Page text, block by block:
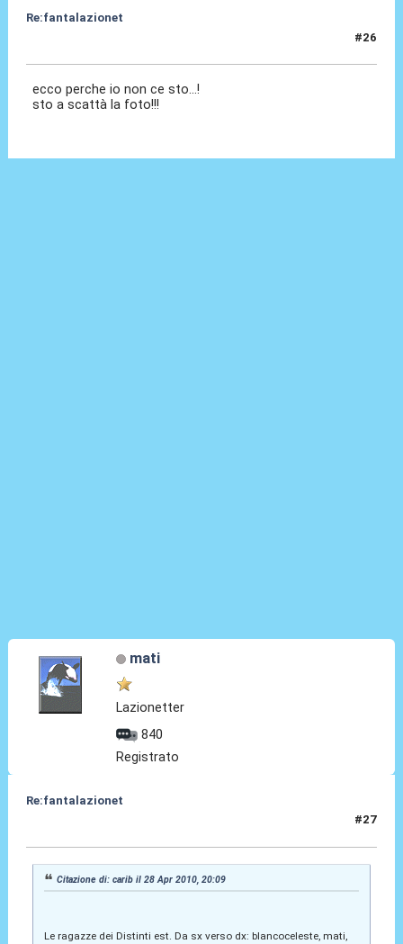
Re:fantalazionet
#26
ecco perche io non ce sto...!
sto a scattà la foto!!!
mati
Lazionetter
840
Registrato
Re:fantalazionet
#27
Citazione di: carib il 28 Apr 2010, 20:09
Le ragazze dei Distinti est. Da sx verso dx: blancoceleste, mati,